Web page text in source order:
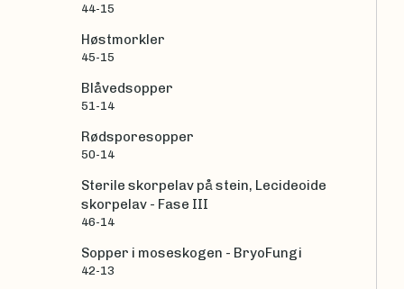
44-15
Høstmorkler
45-15
Blåvedsopper
51-14
Rødsporesopper
50-14
Sterile skorpelav på stein, Lecideoide
skorpelav - Fase III
46-14
Sopper i moseskogen - BryoFungi
42-13